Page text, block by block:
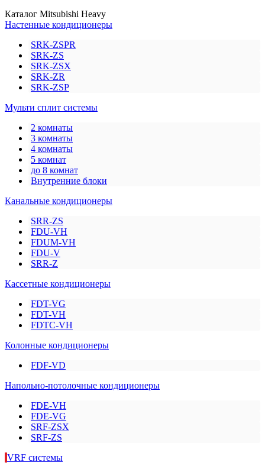
Каталог Mitsubishi Heavy
Настенные кондиционеры
SRK-ZSPR
SRK-ZS
SRK-ZSX
SRK-ZR
SRK-ZSP
Мульти сплит системы
2 комнаты
3 комнаты
4 комнаты
5 комнат
до 8 комнат
Внутренние блоки
Канальные кондиционеры
SRR-ZS
FDU-VH
FDUM-VH
FDU-V
SRR-Z
Кассетные кондиционеры
FDT-VG
FDT-VH
FDTC-VH
Колонные кондиционеры
FDF-VD
Напольно-потолочные кондиционеры
FDE-VH
FDE-VG
SRF-ZSX
SRF-ZS
VRF системы